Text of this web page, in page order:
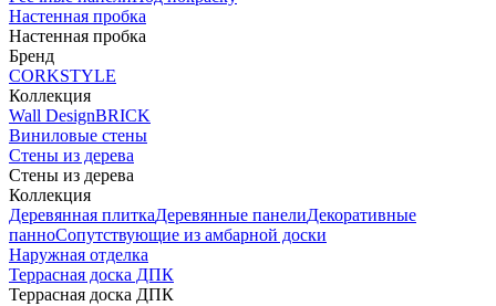
Настенная пробка
Настенная пробка
Бренд
CORKSTYLE
Коллекция
Wall DesignBRICK
Виниловые стены
Стены из дерева
Стены из дерева
Коллекция
Деревянная плиткаДеревянные панелиДекоративные
панноСопутствующие из амбарной доски
Наружная отделка
Террасная доска ДПК
Террасная доска ДПК